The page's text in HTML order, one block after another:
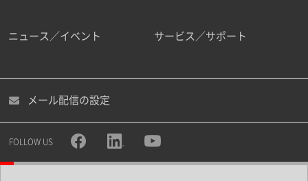
職種
所属部署
ニュース／イベント サービス／サポート
メール配信の設定
FOLLOW US